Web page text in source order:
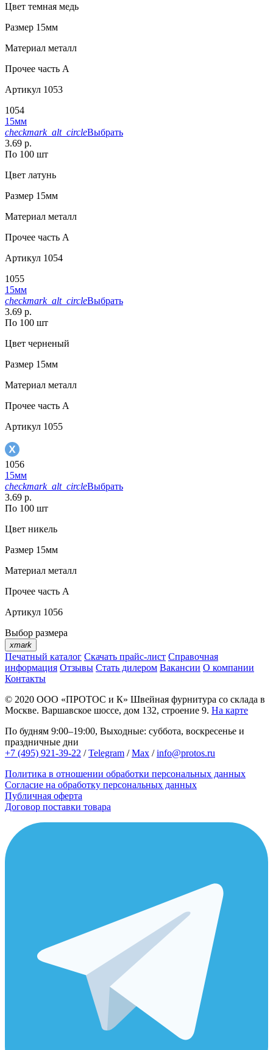
Цвет темная медь
Размер 15мм
Материал металл
Прочее часть A
Артикул 1053
1054
15мм
checkmark_alt_circleВыбрать
3.69 р.
По 100 шт
Цвет латунь
Размер 15мм
Материал металл
Прочее часть A
Артикул 1054
1055
15мм
checkmark_alt_circleВыбрать
3.69 р.
По 100 шт
Цвет черненый
Размер 15мм
Материал металл
Прочее часть A
Артикул 1055
1056
15мм
checkmark_alt_circleВыбрать
3.69 р.
По 100 шт
Цвет никель
Размер 15мм
Материал металл
Прочее часть A
Артикул 1056
Выбор размера
xmark
Печатный каталог Скачать прайс-лист Справочная
информация Отзывы Стать дилером Вакансии О компании
Контакты
© 2020 ООО «ПРОТОС и К» Швейная фурнитура со склада в
Москве. Варшавское шоссе, дом 132, строение 9. На карте
По будням 9:00–19:00, Выходные: суббота, воскресенье и
праздничные дни
+7 (495) 921-39-22 /Telegram /Max /info@protos.ru
Политика в отношении обработки персональных данных
Согласие на обработку персональных данных
Публичная оферта
Договор поставки товара